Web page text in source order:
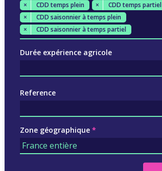
× CDD temps plein ×
CDD temps partiel
×
CDD saisonnier à temps plein
×
CDD saisonnier à temps partiel
Durée expérience agricole
Reference
Zone géographique